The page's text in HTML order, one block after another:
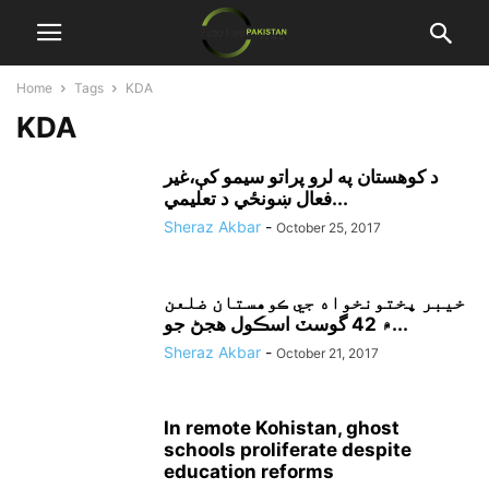
Home Tags KDA
KDA
د کوهستان په لرو پراتو سيمو کې،غير
فعال ښونځي د تعليمي...
Sheraz Akbar - October 25, 2017
خيبر پختونخواه جي ڪوهستان ضلعن
۾ 42 گوسٽ اسڪول هجڻ جو...
Sheraz Akbar - October 21, 2017
In remote Kohistan, ghost
schools proliferate despite
education reforms